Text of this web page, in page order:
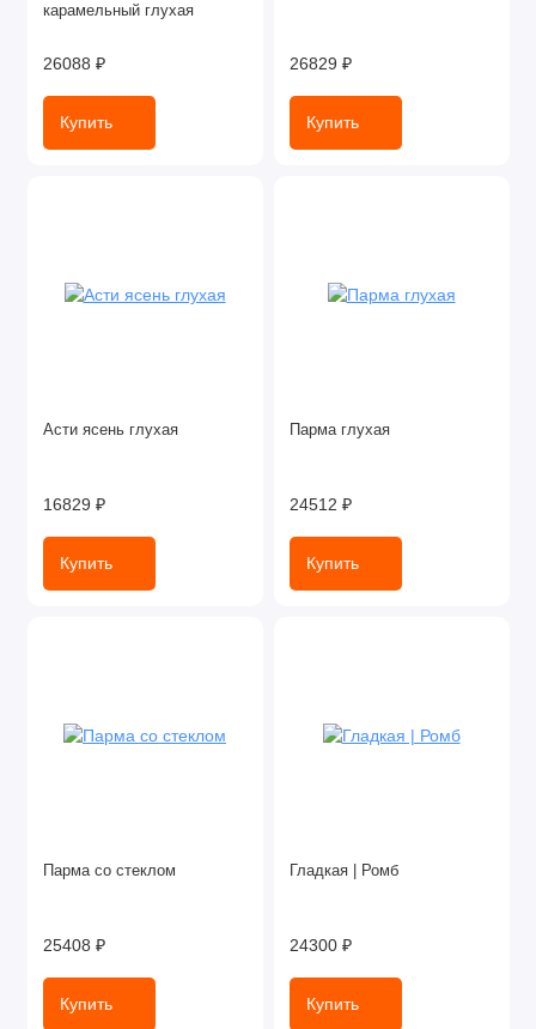
карамельный глухая
26088 ₽
Купить
26829 ₽
Купить
Асти ясень глухая
16829 ₽
Купить
Парма глухая
24512 ₽
Купить
Парма со стеклом
25408 ₽
Купить
Гладкая | Ромб
24300 ₽
Купить